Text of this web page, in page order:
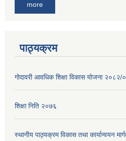
more
पाठ्यक्रम
गोदावरी आवधिक शिक्षा विकास योजना २०८२/
शिक्षा निति २०७६
स्थानीय पाठ्यक्रम विकास तथा कार्यान्वयन